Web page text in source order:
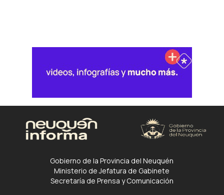
Gobierno de la Provincia del Neuquén
Ministerio de Jefatura de Gabinete
Secretaría de Prensa y Comunicación